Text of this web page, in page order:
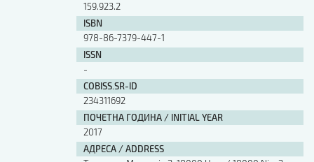
159.923.2
ISBN
978-86-7379-447-1
ISSN
-
COBISS.SR-ID
234311692
ПОЧЕТНА ГОДИНА / INITIAL YEAR
2017
АДРЕСА / ADDRESS